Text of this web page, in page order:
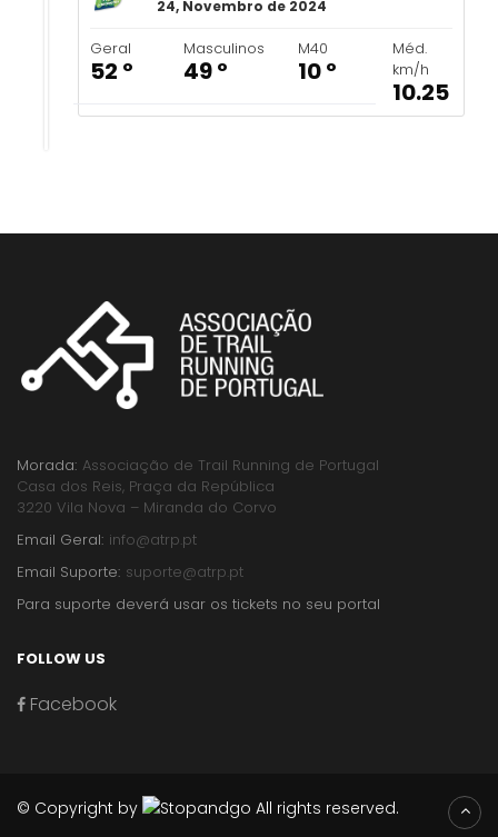
24, Novembro de 2024
Geral
52 º
Masculinos
49 º
M40
10 º
Méd.
km/h
10.25
Morada: Associação de Trail Running de Portugal
Casa dos Reis, Praça da República
3220 Vila Nova – Miranda do Corvo
Email Geral: info@atrp.pt
Email Suporte: suporte@atrp.pt
Para suporte deverá usar os tickets no seu portal
FOLLOW US
Facebook
© Copyright by All rights reserved.